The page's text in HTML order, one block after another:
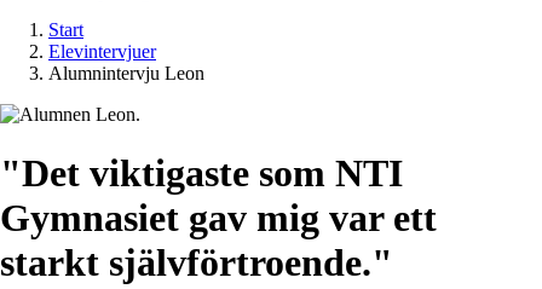
Start
Elevintervjuer
Alumnintervju Leon
"Det viktigaste som NTI
Gymnasiet gav mig var ett
starkt självförtroende."